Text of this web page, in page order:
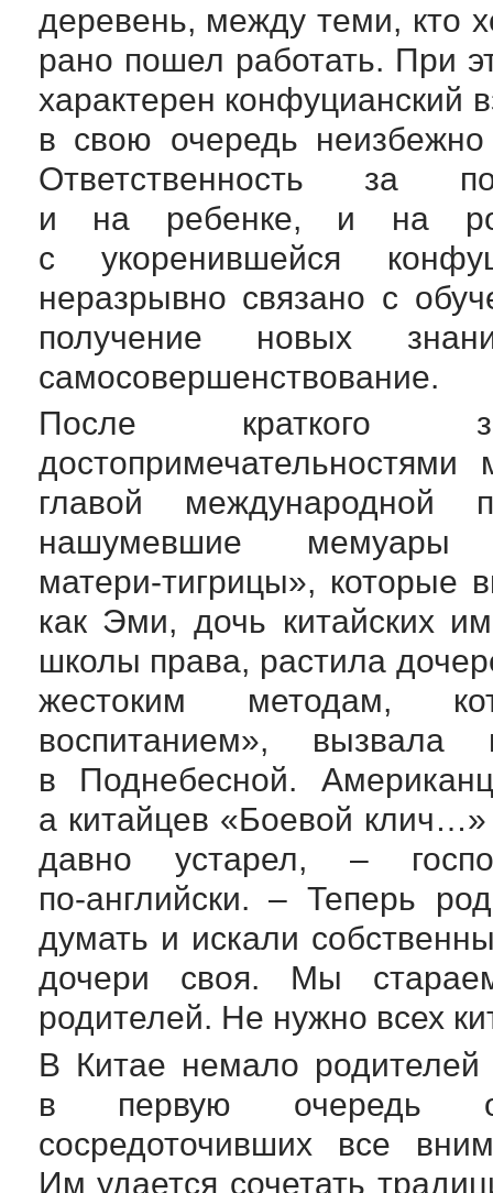
деревень, между теми, кто
рано пошел работать. При
характерен конфуцианский
в свою очередь
Ответственность за
и на ребенке, и на
с укоренившейся
неразрывно связано с
получение новых
самосовершенствование.
После краткого
главой международной
нашумевшие
матери-тигрицы», которые
как Эми, дочь китайских
школы права, растила
жестоким методам,
воспитанием», вызвала
в Поднебесной.
а китайцев «Боевой
давно устарел, –
по-английски. – Теперь
думать и искали
дочери своя. Мы
родителей. Не нужно всех
В Китае немало
в первую очередь
сосредоточивших все
Им удается сочетать